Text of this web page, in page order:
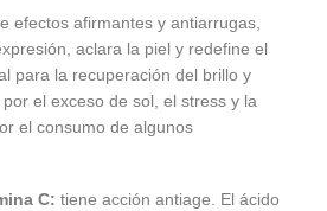
efectos afirmantes y antiarrugas,
aclara la piel y redefine el
para la recuperación del brillo y
el exceso de sol, el stress y la
el consumo de algunos
C: tiene acción antiage. El ácido